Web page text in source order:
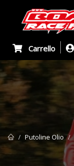
Carrello
Putoline Olio